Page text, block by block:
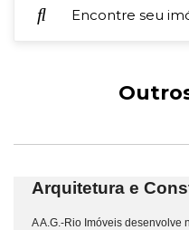
Arquitetura e
A A.G.-Rio Imóveis desenvolve